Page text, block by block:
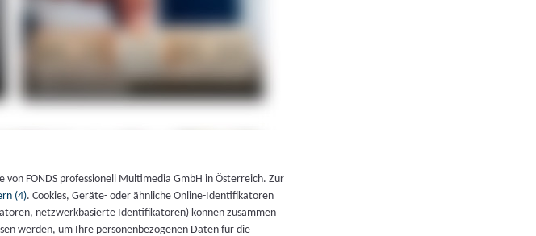
FONDS professionell Multimedia GmbH in Österreich. Zur
(4). Cookies, Geräte- oder ähnliche Online-Identifikatoren
netzwerkbasierte Identifikatoren) können zusammen
werden, um Ihre personenbezogenen Daten für die